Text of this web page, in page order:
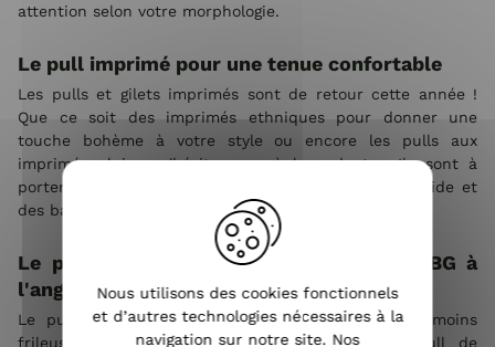
attention selon votre morphologie.
Le pull imprimé pour une tenue confortable
Les pulls et gilets imprimés sont de retour cette année !
Que ce soit des imprimés ethniques pour donner une
touche bohème à votre style ou encore les pulls aux
imprimés alpins, n'hésitez pas à les adopter. Ils sont à
porter pour une tenue casual, avec un pantalon fluide et
des baskets.
Le pull sans manches pour un effet BCBG à
l'anglaise
Le pull sans manches est de retour ! Pour les moins
frileuses, il est à porter sans hésitation. Ce pull de
Nous utilisons des cookies fonctionnels
et d’autres technologies nécessaires à la
navigation sur notre site. Nos